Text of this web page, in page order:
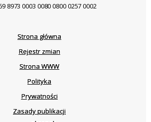
8973 0003 0080 0800 0257 0002
Strona główna
Rejestr zmian
Strona WWW
Polityka
Prywatności
Zasady publikacji